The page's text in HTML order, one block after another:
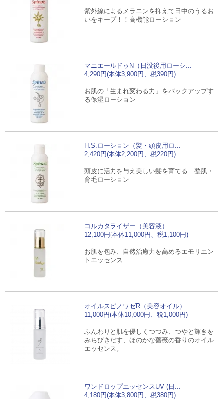
紫外線によるメラニンを抑えて日中のうるお
いをキープ！！高機能ローション
マニエールドゥN（日没後用ローシ...
4,290円(本体3,900円、税390円)
お肌の「生まれ変わる力」をバックアップす
る保湿ローション
H.S.ローション（髪・頭皮用ロ...
2,420円(本体2,200円、税220円)
頭皮に活力を与え美しい髪を育てる 整肌・
育毛ローション
コルカタライザー（美容液）
12,100円(本体11,000円、税1,100円)
お肌を包み、自然治癒力を高めるエモリエン
トエッセンス
オイルスピノワゼR（美容オイル）
11,000円(本体10,000円、税1,000円)
ふんわりと肌を優しくつつみ、つやと輝きを
みちびきだす、ほのかな薔薇の香りのオイル
エッセンス。
ワンドロップエッセンスUV (日...
4,180円(本体3,800円、税380円)